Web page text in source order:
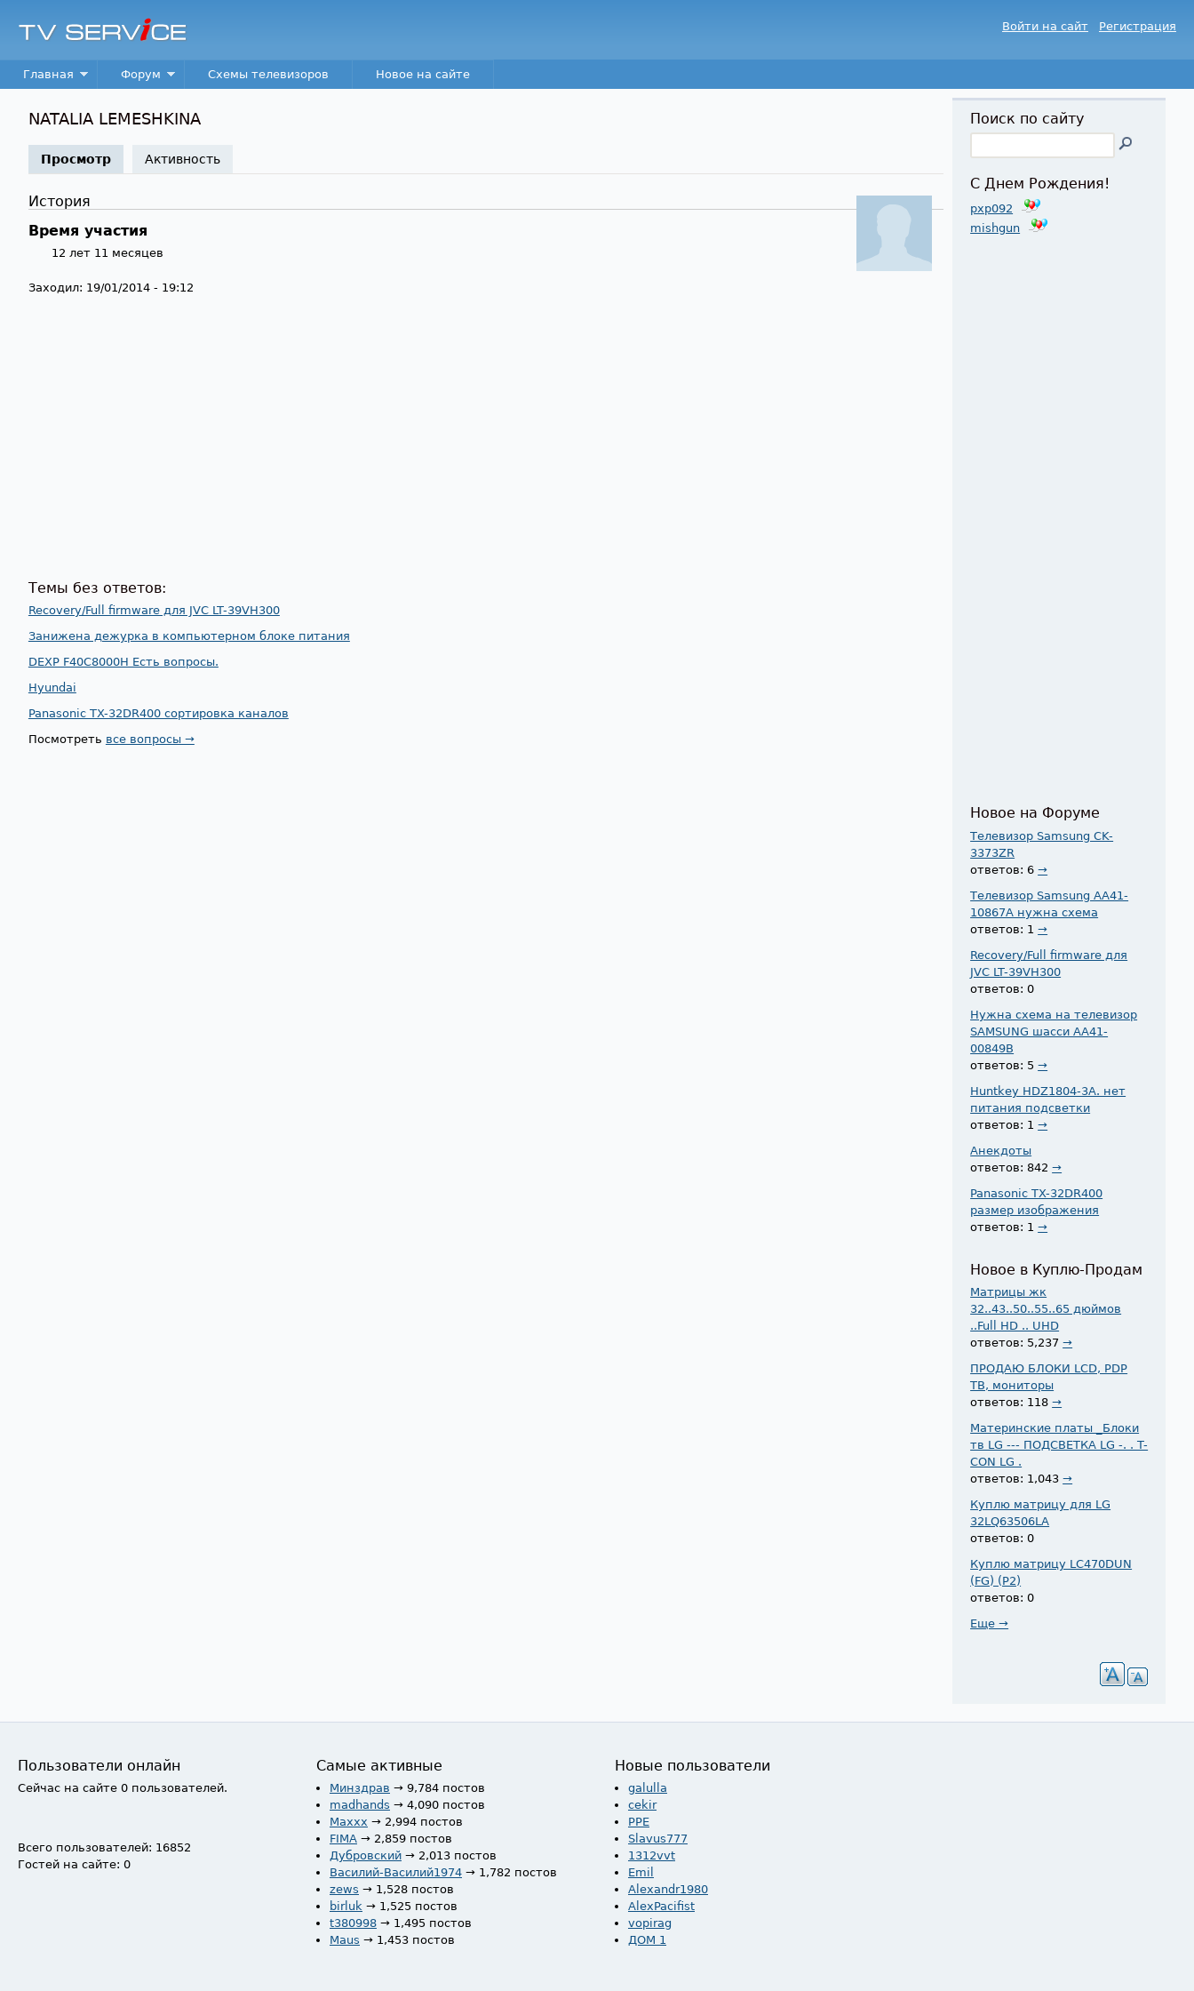
TV
Service
Войти на сайт Регистрация
Main menu
Главная Форум Схемы телевизоров Новое на сайте
NATALIA LEMESHKINA
Просмотр(активная вкладка)
Активность
История
Время участия
12 лет 11 месяцев
Заходил: 19/01/2014 - 19:12
Темы без ответов:
Recovery/Full firmware для JVC LT-39VH300
Занижена дежурка в компьютерном блоке питания
DEXP F40C8000H Есть вопросы.
Hyundai
Panasonic TX-32DR400 сортировка каналов
Посмотреть все вопросы →
Поиск по сайту
С Днем Рождения!
pxp092
mishgun
Новое на Форуме
Телевизор Samsung CK-
3373ZR
ответов: 6→
Телевизор Samsung AA41-
10867A нужна схема
ответов: 1→
Recovery/Full firmware для
JVC LT-39VH300
ответов: 0
Нужна схема на телевизор
SAMSUNG шасси AA41-
00849B
ответов: 5→
Huntkey HDZ1804-3A. нет
питания подсветки
ответов: 1→
Анекдоты
ответов: 842→
Panasonic TX-32DR400
размер изображения
ответов: 1→
Новое в Куплю-Продам
Матрицы жк
32..43..50..55..65 дюймов
..Full HD .. UHD
ответов: 5,237→
ПРОДАЮ БЛОКИ LCD, PDP
ТВ, мониторы
ответов: 118→
Материнские платы _Блоки
тв LG --- ПОДСВЕТКА LG -. . T-
CON LG .
ответов: 1,043→
Куплю матрицу для LG
32LQ63506LA
ответов: 0
Куплю матрицу LC470DUN
(FG) (P2)
ответов: 0
Еще →
Пользователи онлайн
Сейчас на сайте 0 пользователей.
Всего пользователей: 16852
Гостей на сайте: 0
Самые активные
Минздрав → 9,784 постов
madhands → 4,090 постов
Maxxx → 2,994 постов
FIMA → 2,859 постов
Дубровский → 2,013 постов
Василий-Василий1974 → 1,782 постов
zews → 1,528 постов
birluk → 1,525 постов
t380998 → 1,495 постов
Maus → 1,453 постов
Новые пользователи
galulla
cekir
PPE
Slavus777
1312vvt
Emil
Alexandr1980
AlexPacifist
vopirag
ДОМ 1